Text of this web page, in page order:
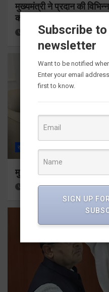
मुख्यमंत्री ने प्रदान की
करोड़ की वित्तीय स्वीकृति
21 hours ago Viri
राज्य
मुख्यमंत्री से महानिदेशक
23 hours ago Viri
Subscribe
newsletter
Want to be notified
Enter your email
first to know.
SIGN UP